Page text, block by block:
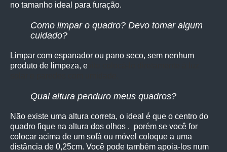
no tamanho ideal para furação.
Como limpar o quadro? Devo tomar algum
cuidado?
Limpar com espanador ou pano seco, sem nenhum
produto de limpeza, e
Qual altura penduro meus quadros?
Não existe uma altura correta, o ideal é que o centro do
quadro fique na altura dos olhos , porém se você for
colocar acima de um sofá ou móvel coloque a uma
distância de 0,25cm. Você pode também apoia-los num